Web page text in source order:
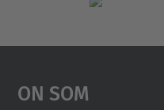
On Som